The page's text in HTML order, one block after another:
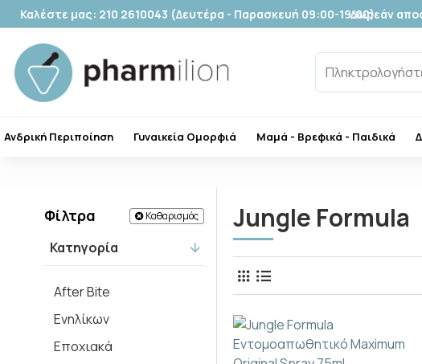
Καλέστε μας: 210 2610043 (Δευτέρα - Παρασκευή 09:00-19:00)
Δωρεάν
Ανδρική Περιποίηση Γυναικεία Ομορφιά Μαμά - Βρεφικά - Παιδικά
Φίλτρα Καθαρισμός
Κατηγορία
After Bite
Ενηλίκων
Εποχιακά
Jungle Formula